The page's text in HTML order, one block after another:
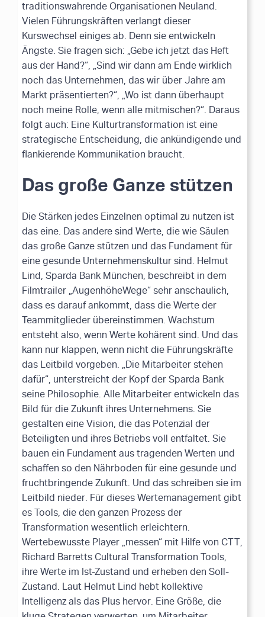
traditionswahrende Organisationen Neuland.
Vielen Führungskräften verlangt dieser
Kurswechsel einiges ab. Denn sie entwickeln
Ängste. Sie fragen sich: „Gebe ich jetzt das Heft
aus der Hand?“, „Sind wir dann am Ende wirklich
noch das Unternehmen, das wir über Jahre am
Markt präsentierten?“, „Wo ist dann überhaupt
noch meine Rolle, wenn alle mitmischen?“. Daraus
folgt auch: Eine Kulturtransformation ist eine
strategische Entscheidung, die ankündigende und
flankierende Kommunikation braucht.
Das große Ganze stützen
Die Stärken jedes Einzelnen optimal zu nutzen ist
das eine. Das andere sind Werte, die wie Säulen
das große Ganze stützen und das Fundament für
eine gesunde Unternehmenskultur sind. Helmut
Lind, Sparda Bank München, beschreibt in dem
Filmtrailer „AugenhöheWege“ sehr anschaulich,
dass es darauf ankommt, dass die Werte der
Teammitglieder übereinstimmen. Wachstum
entsteht also, wenn Werte kohärent sind. Und das
kann nur klappen, wenn nicht die Führungskräfte
das Leitbild vorgeben. „Die Mitarbeiter stehen
dafür“, unterstreicht der Kopf der Sparda Bank
seine Philosophie. Alle Mitarbeiter entwickeln das
Bild für die Zukunft ihres Unternehmens. Sie
gestalten eine Vision, die das Potenzial der
Beteiligten und ihres Betriebs voll entfaltet. Sie
bauen ein Fundament aus tragenden Werten und
schaffen so den Nährboden für eine gesunde und
fruchtbringende Zukunft. Und das schreiben sie im
Leitbild nieder. Für dieses Wertemanagement gibt
es Tools, die den ganzen Prozess der
Transformation wesentlich erleichtern.
Wertebewusste Player „messen“ mit Hilfe von CTT,
Richard Barretts Cultural Transformation Tools,
ihre Werte im Ist-Zustand und erheben den Soll-
Zustand. Laut Helmut Lind hebt kollektive
Intelligenz als das Plus hervor. Eine Größe, die